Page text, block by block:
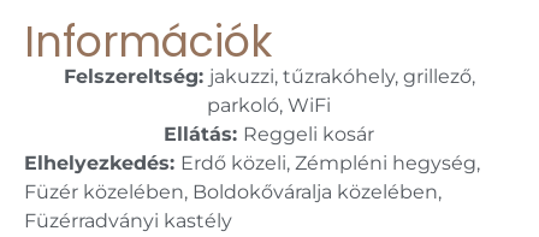
Információk
Felszereltség: jakuzzi, tűzrakóhely, grillező,
parkoló, WiFi
Ellátás: Reggeli kosár
Elhelyezkedés: Erdő közeli, Zémpléni hegység,
Füzér közelében, Boldokőváralja közelében,
Füzérradványi kastély